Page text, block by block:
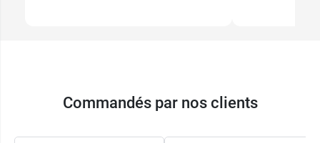
Commandés par nos clients